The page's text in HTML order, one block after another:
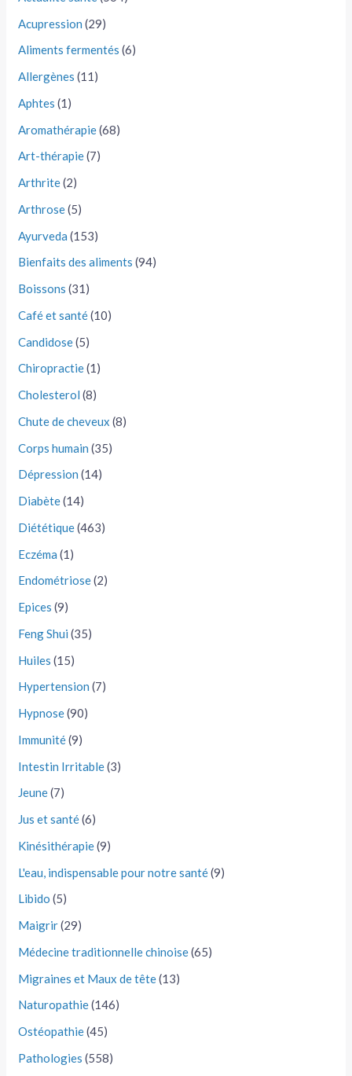
Acupression (29)
Aliments fermentés (6)
Allergènes (11)
Aphtes (1)
Aromathérapie(68)
Art-thérapie(7)
Arthrite(2)
Arthrose(5)
Ayurveda (153)
Bienfaits des aliments (94)
Boissons (31)
Café et santé(10)
Candidose(5)
Chiropractie(1)
Cholesterol (8)
Chute de cheveux (8)
Corps humain (35)
Dépression (14)
Diabète(14)
Diététique(463)
Eczéma (1)
Endométriose(2)
Epices (9)
Feng Shui (35)
Huiles (15)
Hypertension (7)
Hypnose(90)
Immunité(9)
Intestin Irritable(3)
Jeune(7)
Jus et santé(6)
Kinésithérapie(9)
L'eau, indispensable pour notre santé(9)
Libido (5)
Maigrir(29)
Médecine traditionnelle chinoise(65)
Migraines et Maux de tête(13)
Naturopathie(146)
Ostéopathie(45)
Pathologies (558)